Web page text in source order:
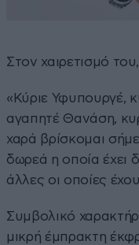
Στον χαιρετισμό
«Κύριε Υφυπουργέ,
αγαπητέ Θανάση,
χαρά βρίσκομαι
δωρεά η οποία έχει
άλλες οι οποίες
Συμβολικό
μικρή έμπρακτη